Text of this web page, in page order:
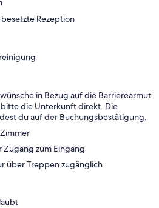
Rezeption
in Bezug auf die Barrierearmut
die Unterkunft direkt. Die
du auf der Buchungsbestätigung.
zum Eingang
über Treppen zugänglich